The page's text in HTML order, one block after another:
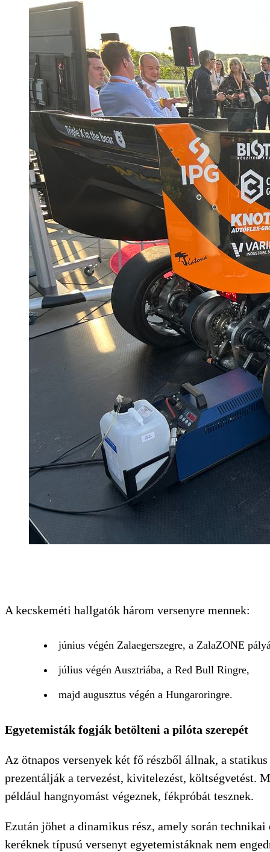
A kecskeméti hallgatók három versenyre mennek:
június végén Zalaegerszegre, a ZalaZONE
július végén Ausztriába, a Red Bull Ringre,
majd augusztus végén a Hungaroringre.
Egyetemisták fogják betölteni a pilóta szerepét
Az ötnapos versenyek két fő részből állnak, a
prezentálják a tervezést, kivitelezést, költségvetést.
például hangnyomást végeznek, fékpróbát tesznek.
Ezután jöhet a dinamikus rész, amely során
keréknek típusú versenyt egyetemistáknak nem